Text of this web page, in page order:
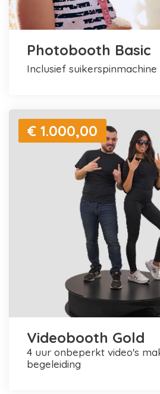
Photobooth Basic
inclusief
€ 1.000,00
Videobooth Gold
4 uur onbeperkt video's maken + personele
begeleiding